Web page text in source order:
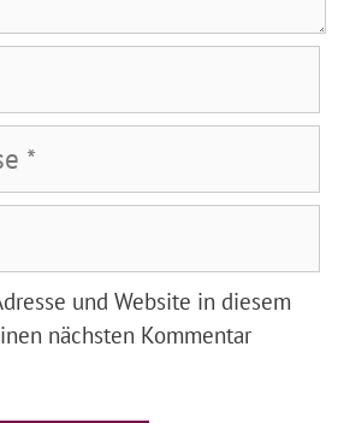
und Website in diesem
nächsten Kommentar